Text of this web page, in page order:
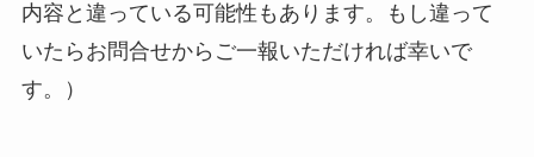
内容と違っている可能性もあります。もし違って
いたらお問合せからご一報いただければ幸いで
す。）